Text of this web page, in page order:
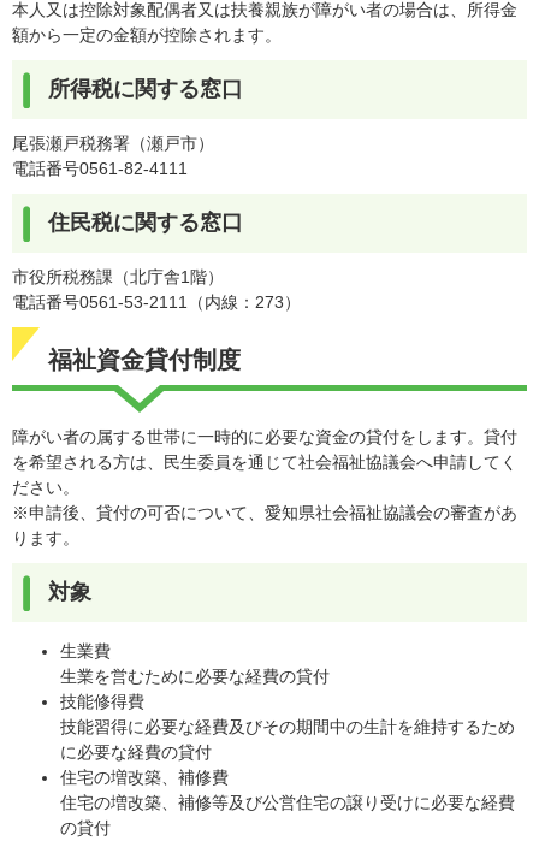
本人又は控除対象配偶者又は扶養親族が障がい者の場合は、所得金
額から一定の金額が控除されます。
所得税に関する窓口
尾張瀬戸税務署（瀬戸市）
電話番号0561-82-4111
住民税に関する窓口
市役所税務課（北庁舎1階）
電話番号0561-53-2111（内線：273）
福祉資金貸付制度
障がい者の属する世帯に一時的に必要な資金の貸付をします。貸付
を希望される方は、民生委員を通じて社会福祉協議会へ申請してく
ださい。
※申請後、貸付の可否について、愛知県社会福祉協議会の審査があ
ります。
対象
生業費
生業を営むために必要な経費の貸付
技能修得費
技能習得に必要な経費及びその期間中の生計を維持するため
に必要な経費の貸付
住宅の増改築、補修費
住宅の増改築、補修等及び公営住宅の譲り受けに必要な経費
の貸付